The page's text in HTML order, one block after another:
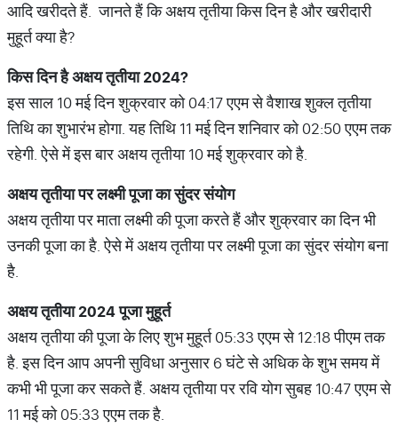
आदि खरीदते हैं. जानते हैं कि अक्षय तृतीया किस दिन है और खरीदारी
मुहूर्त क्या है?
किसदिनहैअक्षयतृतीया2024?
इस साल 10 मई दिन शुक्रवार को 04:17 एएम से वैशाख शुक्ल तृतीया
तिथि का शुभारंभ होगा. यह तिथि 11 मई दिन शनिवार को 02:50 एएम तक
रहेगी. ऐसे में इस बार अक्षय तृतीया 10 मई शुक्रवार को है.
अक्षयतृतीयापरलक्ष्मीपूजाकासुंदरसंयोग
अक्षय तृतीया पर माता लक्ष्मी की पूजा करते हैं और शुक्रवार का दिन भी
उनकी पूजा का है. ऐसे में अक्षय तृतीया पर लक्ष्मी पूजा का सुंदर संयोग बना
है.
अक्षयतृतीया2024पूजामुहूर्त
अक्षय तृतीया की पूजा के लिए शुभ मुहूर्त 05:33 एएम से 12:18 पीएम तक
है. इस दिन आप अपनी सुविधा अनुसार 6 घंटे से अधिक के शुभ समय में
कभी भी पूजा कर सकते हैं. अक्षय तृतीया पर रवि योग सुबह 10:47 एएम से
11 मई को 05:33 एएम तक है.